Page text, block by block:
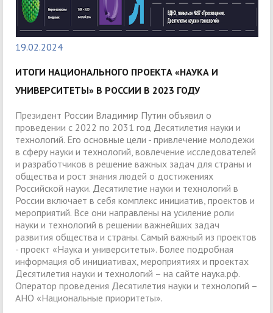
19.02.2024
ИТОГИ НАЦИОНАЛЬНОГО ПРОЕКТА «НАУКА И
УНИВЕРСИТЕТЫ» В РОССИИ В 2023 ГОДУ
Президент России Владимир Путин объявил о
проведении с 2022 по 2031 год Десятилетия науки и
технологий. Его основные цели - привлечение молодежи
в сферу науки и технологий, вовлечение исследователей
и разработчиков в решение важных задач для страны и
общества и рост знания людей о достижениях
Российской науки. Десятилетие науки и технологий в
России включает в себя комплекс инициатив, проектов и
мероприятий. Все они направлены на усиление роли
науки и технологий в решении важнейших задач
развития общества и страны. Самый важный из проектов
- проект «Наука и университеты». Более подробная
информация об инициативах, мероприятиях и проектах
Десятилетия науки и технологий – на сайте наука.рф.
Оператор проведения Десятилетия науки и технологий –
АНО «Национальные приоритеты».